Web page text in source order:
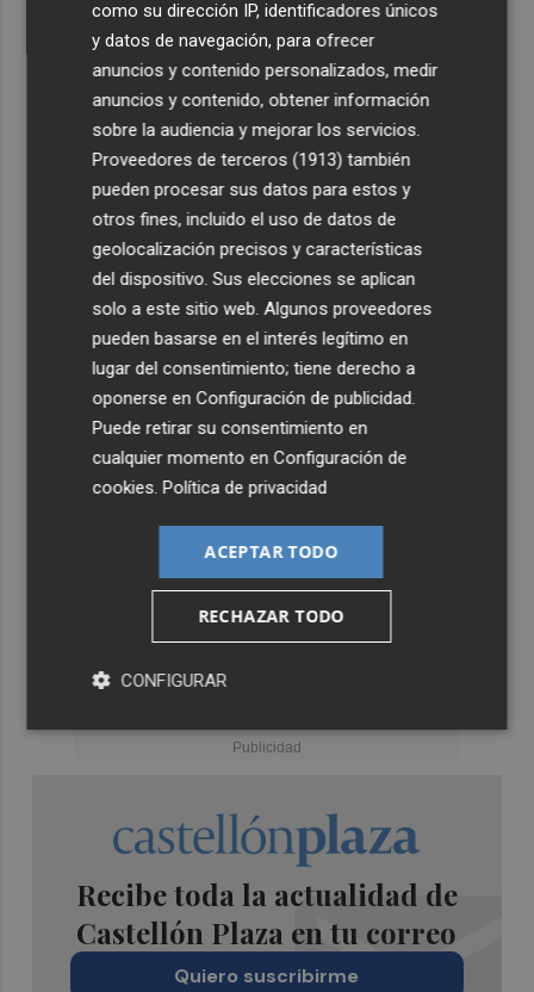
urbano y a un hotel de cuatro estrellas en La Manga con
324 habitaciones
Estos son los estrenos que abren la cartelera en agosto:
de la comedia 'El último mono' a una nueva entrega de
'La Patrulla Canina'
Otra inyección para el desarrollo de energía renovable
en Castellón: los fondos de la UE destinan 19 millones a
proyectos de 11 municipios
Elche abrirá en septiembre una oficina de asesoramiento
para afectados por 'okupación'
Recibe toda la actualidad de
Castellón Plaza en tu correo
Quiero suscribirme
como su dirección IP, identificadores únicos
y datos de navegación, para ofrecer
anuncios y contenido personalizados, medir
anuncios y contenido, obtener información
sobre la audiencia y mejorar los servicios.
Proveedores de terceros (1913) también
pueden procesar sus datos para estos y
otros fines, incluido el uso de datos de
geolocalización precisos y características
del dispositivo. Sus elecciones se aplican
solo a este sitio web. Algunos proveedores
pueden basarse en el interés legítimo en
lugar del consentimiento; tiene derecho a
oponerse enConfiguración de publicidad.
Puede retirar su consentimiento en
cualquier momento enConfiguración de
cookies.Política de privacidad
ACEPTAR TODO
RECHAZAR TODO
CONFIGURAR